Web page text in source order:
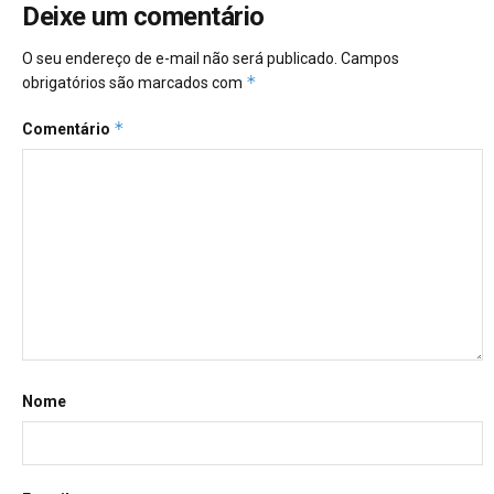
Deixe um comentário
O seu endereço de e-mail não será publicado. Campos
obrigatórios são marcados com *
Comentário *
Nome